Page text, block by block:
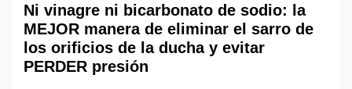
Ni vinagre ni bicarbonato de sodio: la
MEJOR manera de eliminar el sarro de
los orificios de la ducha y evitar
PERDER presión